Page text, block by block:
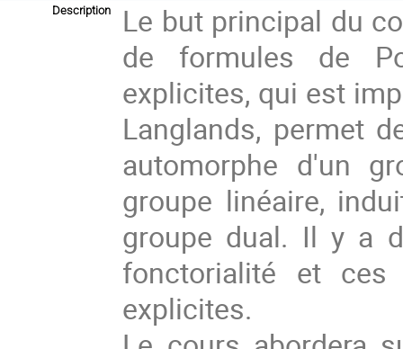
Description
Le but principal du
de formules de
explicites, qui est
Langlands, permet
automorphe d'un
groupe linéaire,
groupe dual. Il y a
fonctorialité et
explicites.